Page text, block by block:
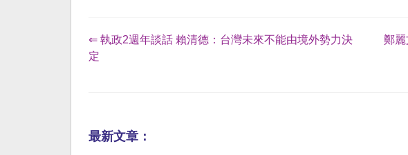
⇐ 執政2週年談話 賴清德：台灣未來不能由境外勢力決
定
鄭
最新文章：